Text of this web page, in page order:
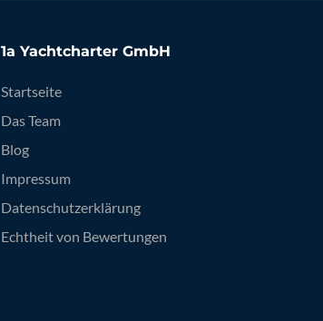
1a Yachtcharter GmbH
Startseite
Das Team
Blog
Impressum
Datenschutzerklärung
Echtheit von Bewertungen